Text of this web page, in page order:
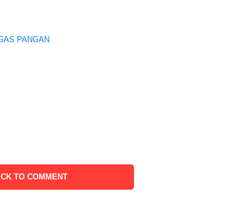
PANGAN
TO COMMENT